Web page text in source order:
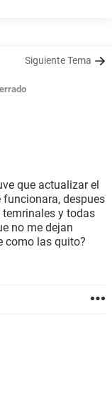
Siguiente Tema
que actualizar el
despues
y todas
no me dejan
como las quito?